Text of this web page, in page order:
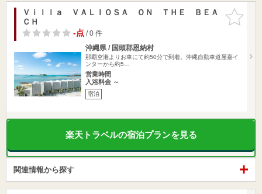
お気に入
りに追加
Ｖｉｌｌａ ＶＡＬＩＯＳＡ ＯＮ ＴＨＥ ＢＥＡ
ＣＨ
-点/ 0 件
沖縄県 / 国頭郡恩納村
那覇空港よりお車にて約50分で到着。沖縄自動車道屋嘉イ
ンターから約5…
営業時間
入浴料金 ～
宿泊
楽天トラベルの宿泊プランを見る
関連情報から探す